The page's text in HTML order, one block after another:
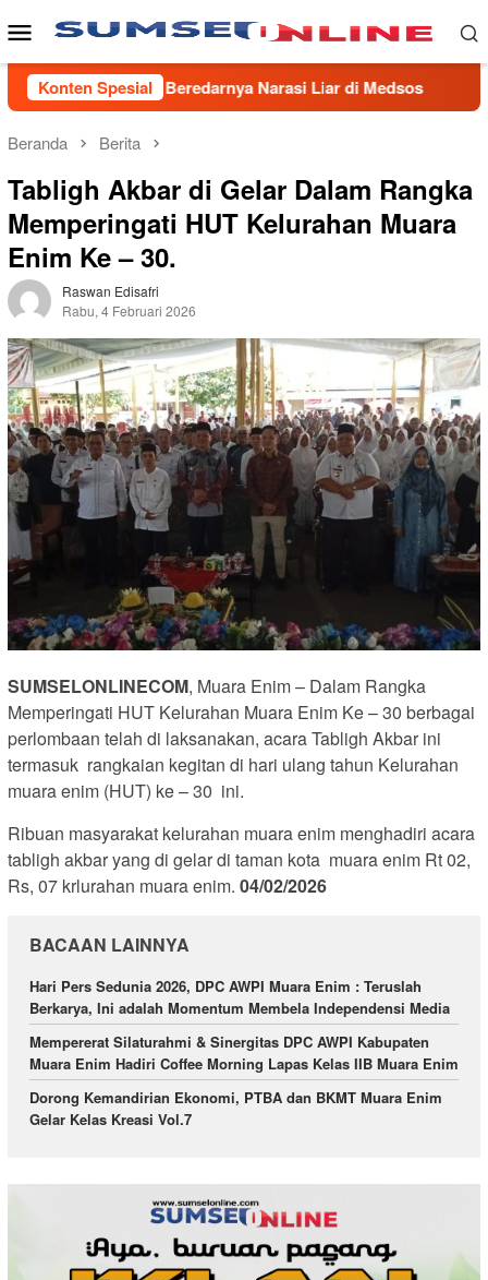
ke
Menu
Mobile
Konten Spesial
Beredarnya Narasi Liar di Medsos PTBA
Beranda Berita
Tabligh Akbar di Gelar Dalam Rangka
Memperingati HUT Kelurahan Muara
Enim Ke – 30.
Raswan Edisafri
Rabu, 4 Februari 2026
SUMSELONLINECOM, Muara Enim – Dalam Rangka
Memperingati HUT Kelurahan Muara Enim Ke – 30 berbagai
perlombaan telah di laksanakan, acara Tabligh Akbar ini
termasuk rangkaian kegitan di hari ulang tahun Kelurahan
muara enim (HUT) ke – 30 ini.
Ribuan masyarakat kelurahan muara enim menghadiri acara
tabligh akbar yang di gelar di taman kota muara enim Rt 02,
Rs, 07 krlurahan muara enim. 04/02/2026
BACAAN LAINNYA
Hari Pers Sedunia 2026, DPC AWPI Muara Enim : Teruslah
Berkarya, Ini adalah Momentum Membela Independensi Media
Mempererat Silaturahmi & Sinergitas DPC AWPI Kabupaten
Muara Enim Hadiri Coffee Morning Lapas Kelas IIB Muara Enim
Dorong Kemandirian Ekonomi, PTBA dan BKMT Muara Enim
Gelar Kelas Kreasi Vol.7